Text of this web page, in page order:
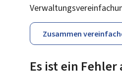
Zusammen
Es ist ein